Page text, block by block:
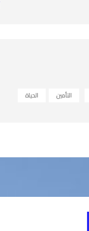
التأمين الحياة